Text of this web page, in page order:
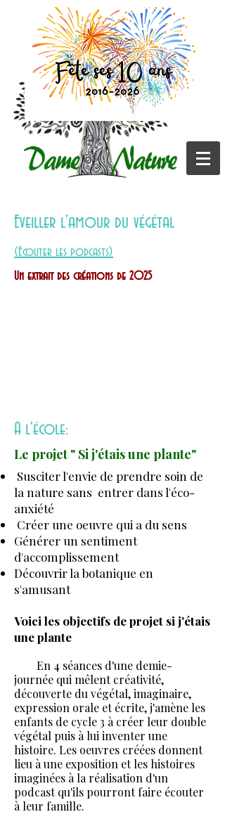
Eveiller l'amour du végétal
(Ecouter les podcasts)
Un extrait des créations de 2025
A l'école:
Le projet " Si j'étais une plante"
Susciter l'envie de prendre soin de
la nature sans entrer dans l'éco-
anxiété
Créer une oeuvre qui a du sens
Générer un sentiment
d'accomplissement
Découvrir la botanique en
s'amusant
Voici les objectifs de projet si j'étais
une plante
En 4 séances d'une demie-
journée qui mêlent créativité,
découverte du végétal, imaginaire,
expression orale et écrite, j'amène les
enfants de cycle 3 à créer leur double
végétal puis à lui inventer une
histoire. Les oeuvres créées donnent
lieu à une exposition et les histoires
imaginées à la réalisation d'un
podcast qu'ils pourront faire écouter
à leur famille.